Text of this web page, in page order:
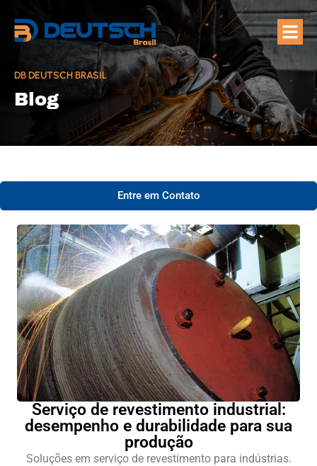
DB DEUTSCH BRASIL
Blog
Entre em Contato
Serviço de revestimento industrial:
desempenho e durabilidade para sua
produção
Soluções em serviço de revestimento para indústrias.